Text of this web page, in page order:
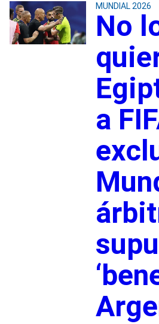
MUNDIAL 2026
No
a